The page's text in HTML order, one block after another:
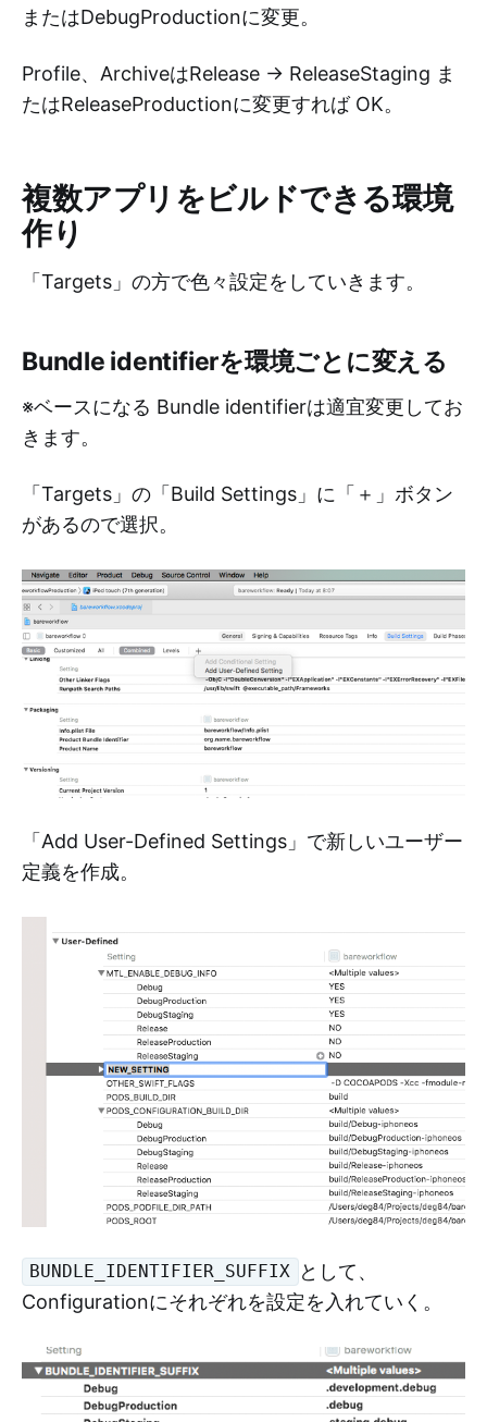
またはDebugProductionに変更。
Profile、ArchiveはRelease → ReleaseStaging ま
たはReleaseProductionに変更すれば OK。
複数アプリをビルドできる環境
作り
「Targets」の方で色々設定をしていきます。
Bundle identifierを環境ごとに変える
※ベースになる Bundle identifierは適宜変更してお
きます。
「Targets」の「Build Settings」に「＋」ボタン
があるので選択。
「Add User-Defined Settings」で新しいユーザー
定義を作成。
BUNDLE_IDENTIFIER_SUFFIX として、
Configurationにそれぞれを設定を入れていく。